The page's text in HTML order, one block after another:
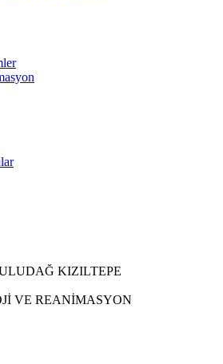
KIZILTEPE
VE REANİMASYON